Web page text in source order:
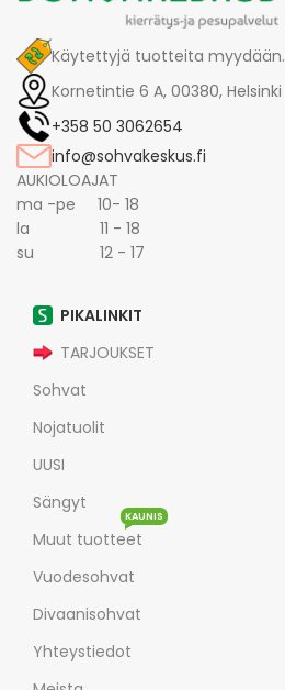
Käytettyjä tuotteita myydään.
Kornetintie 6 A, 00380, Helsinki
+358 50 3062654
info@sohvakeskus.fi
AUKIOLOAJAT
ma -pe 10- 18
la 11 - 18
su 12 - 17
PIKALINKIT
TARJOUKSET
Sohvat
Nojatuolit
UUSI
Sängyt
Muut tuotteet
KAUNIS
Vuodesohvat
Divaanisohvat
Yhteystiedot